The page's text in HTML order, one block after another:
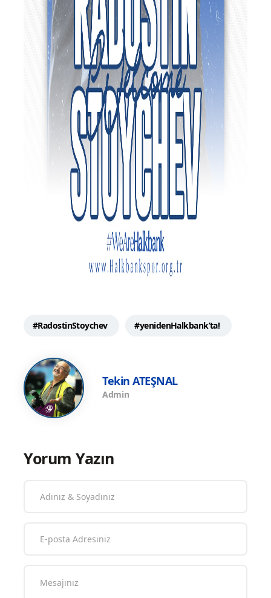
#RadostinStoychev #yenidenHalkbank’ta!
Tekin ATEŞNAL
Admin
Yorum Yazın